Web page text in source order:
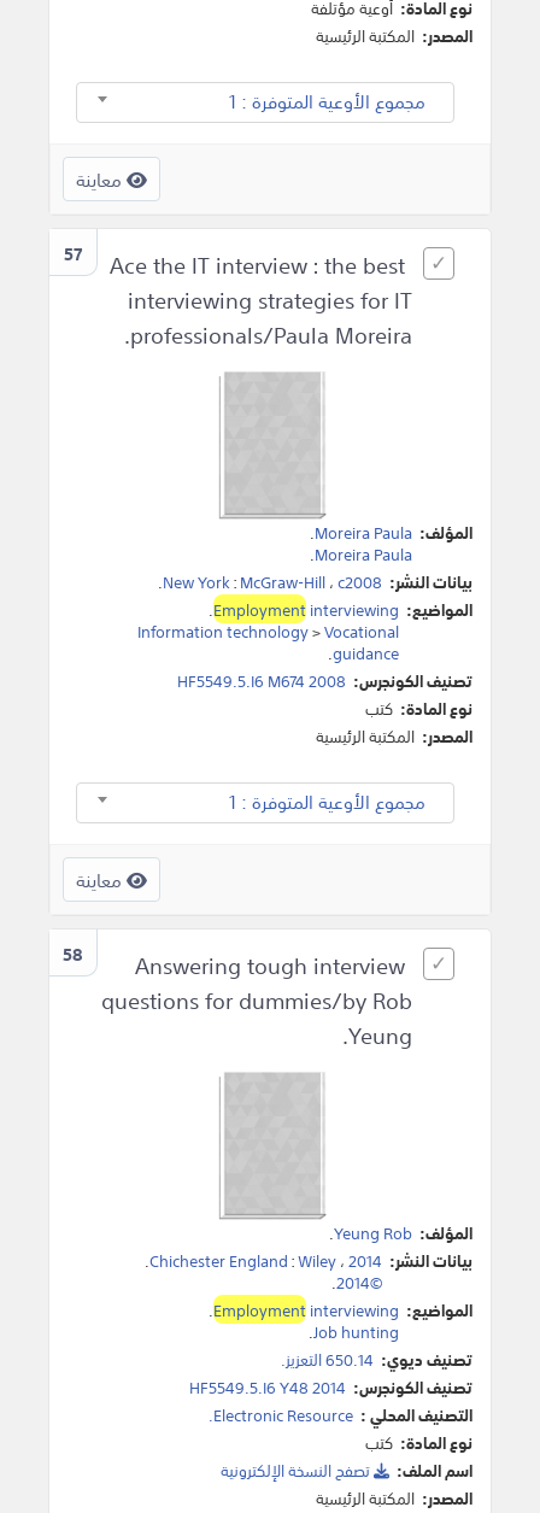
نوع المادة: أوعية مؤتلفة
المصدر: المكتبة الرئيسية
مجموع الأوعية المتوفرة : 1
معاينة
57
Ace the IT interview : the best
interviewing strategies for IT
professionals/Paula Moreira.
المؤلف: Moreira Paula
.
Moreira Paula
.
بيانات النشر:
New York:McGraw-Hill،c2008
.
المواضيع:
Employmentinterviewing
.
Information technology>Vocational
guidance
.
تصنيف الكونجرس: HF5549.5.I6 M674 2008
نوع المادة: كتب
المصدر: المكتبة الرئيسية
مجموع الأوعية المتوفرة : 1
معاينة
58
Answering tough interview
questions for dummies/by Rob
Yeung.
المؤلف: Yeung Rob
.
بيانات النشر:
Chichester England:Wiley،2014
.
©2014
.
المواضيع:
Employmentinterviewing
.
Job hunting
.
تصنيف ديوي: 650.14 التعزيز.
تصنيف الكونجرس: HF5549.5.I6 Y48 2014
التصنيف المحلي : Electronic Resource.
نوع المادة: كتب
اسم الملف:
تصفح النسخة اﻹلكترونية
المصدر: المكتبة الرئيسية